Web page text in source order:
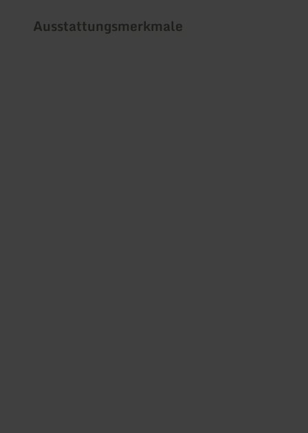
Ausstattungsmerkmale